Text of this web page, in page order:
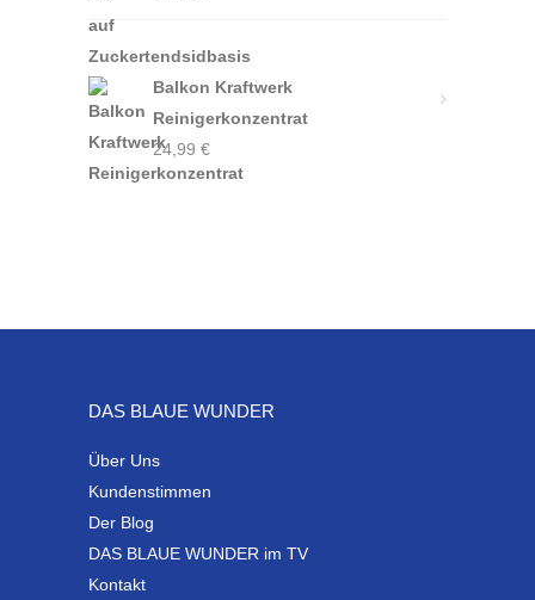
Balkon Kraftwerk
Reinigerkonzentrat
24,99 €
DAS BLAUE WUNDER
Über Uns
Kundenstimmen
Der Blog
DAS BLAUE WUNDER im TV
Kontakt